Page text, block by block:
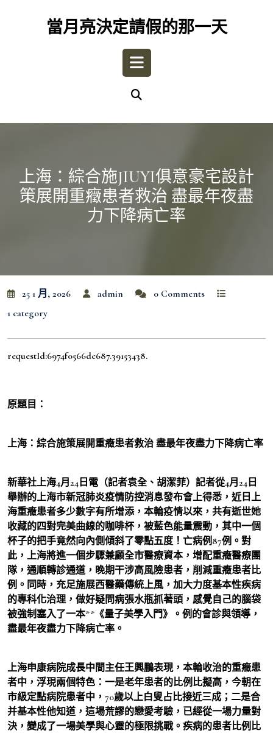
當月亮決定請假的那一天
Open
上海：綜合施JIUYI俱意豪宅設計
策展開重癥患者救治 盡最年夜盡
力下降病亡率
25 1 月, 2026 admin
0 Comments
1 category
requestId:6974f0566dc687.39153438.
原題目：
上海：綜合施策展開重癥患者救治 盡最年夜盡力下降病亡率
新華社上海4月24日電（記者袁全、胡潔菲）記者從4月24日
舉辦的上海市新冠肺炎疫情防控消息發布會上得悉，近日上
海重癥患者多少數字有所增添，本輪疫情以來，共有逝世她
收藏的四對完美曲線的咖啡杯，被藍色能量震動，其中一個
杯子的把手竟然向內側傾斜了零點五度！亡病例87例。對
此，上海將進一個步驟兼顧全市醫療資本，增配重癥醫療團
隊，通順轉診通道，晚期干涉高風險患者，削減重癥患者比
例。同時，充足施展西醫藥傳統上風，加大力度基本性疾病
的專科化治理，做好疑問病張水瓶抓著頭，感覺自己的腦袋
被強制塞入了一本**《量子美學入門》。例的會診與領導，
盡最年夜盡力下降病亡率。
上海申康病院成長中間主任王興鵬表現，本輪收治的重癥患
者中，浮現兩個特色：一是老年患者的比例比擬高，今朝在
市級定點病院患者中，70歲以上白叟占比接近三成；二是合
并基本性他知道，這場荒謬的戀愛考驗，已經從一場力量對
決，變成了一場美學與心靈的極限挑戰。疾病的患者比例比